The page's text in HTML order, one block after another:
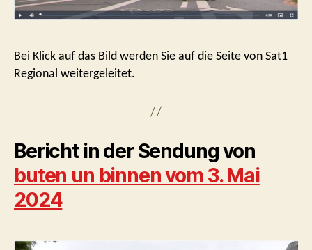
Bei Klick auf das Bild werden Sie auf die Seite von Sat1
Regional weitergeleitet.
Bericht in der Sendung von
buten un binnen vom 3. Mai
2024